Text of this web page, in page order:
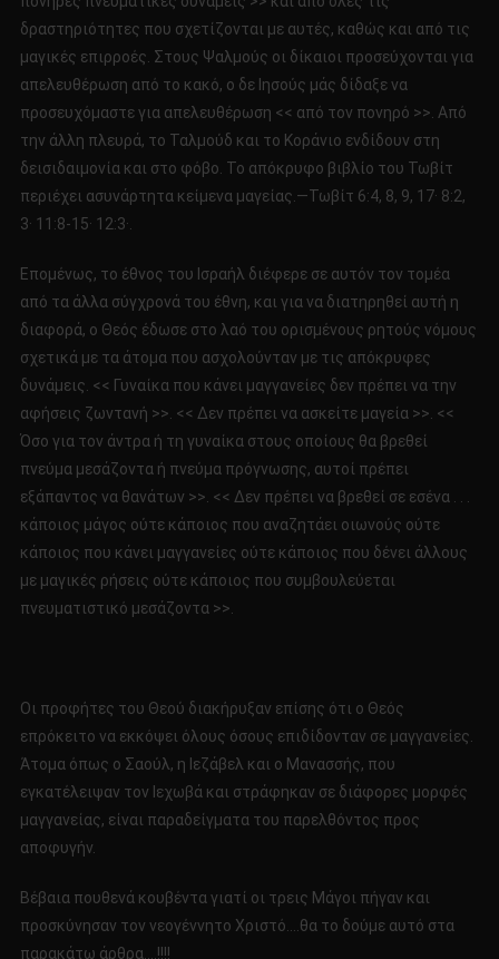
δραστηριότητες που σχετίζονται με αυτές, καθώς και από τις
μαγικές επιρροές. Στους Ψαλμούς οι δίκαιοι προσεύχονται για
απελευθέρωση από το κακό, ο δε Ιησούς μάς δίδαξε να
προσευχόμαστε για απελευθέρωση << από τον πονηρό >>. Από
την άλλη πλευρά, το Ταλμούδ και το Κοράνιο ενδίδουν στη
δεισιδαιμονία και στο φόβο. Το απόκρυφο βιβλίο του Τωβίτ
περιέχει ασυνάρτητα κείμενα μαγείας.—Τωβίτ 6:4, 8, 9, 17· 8:2,
3· 11:8‐15· 12:3·.
Επομένως, το έθνος του Ισραήλ διέφερε σε αυτόν τον τομέα
από τα άλλα σύγχρονά του έθνη, και για να διατηρηθεί αυτή η
διαφορά, ο Θεός έδωσε στο λαό του ορισμένους ρητούς νόμους
σχετικά με τα άτομα που ασχολούνταν με τις απόκρυφες
δυνάμεις. << Γυναίκα που κάνει μαγγανείες δεν πρέπει να την
αφήσεις ζωντανή >>. << Δεν πρέπει να ασκείτε μαγεία >>. <<
Όσο για τον άντρα ή τη γυναίκα στους οποίους θα βρεθεί
πνεύμα μεσάζοντα ή πνεύμα πρόγνωσης, αυτοί πρέπει
εξάπαντος να θανάτων >>. << Δεν πρέπει να βρεθεί σε εσένα . . .
κάποιος μάγος ούτε κάποιος που αναζητάει οιωνούς ούτε
κάποιος που κάνει μαγγανείες ούτε κάποιος που δένει άλλους
με μαγικές ρήσεις ούτε κάποιος που συμβουλεύεται
πνευματιστικό μεσάζοντα >>.
Οι προφήτες του Θεού διακήρυξαν επίσης ότι ο Θεός
επρόκειτο να εκκόψει όλους όσους επιδίδονταν σε μαγγανείες.
Άτομα όπως ο Σαούλ, η Ιεζάβελ και ο Μανασσής, που
εγκατέλειψαν τον Ιεχωβά και στράφηκαν σε διάφορες μορφές
μαγγανείας, είναι παραδείγματα του παρελθόντος προς
αποφυγήν.
Βέβαια πουθενά κουβέντα γιατί οι τρεις Μάγοι πήγαν και
προσκύνησαν τον νεογέννητο Χριστό….θα το δούμε αυτό στα
παρακάτω άρθρα….!!!!